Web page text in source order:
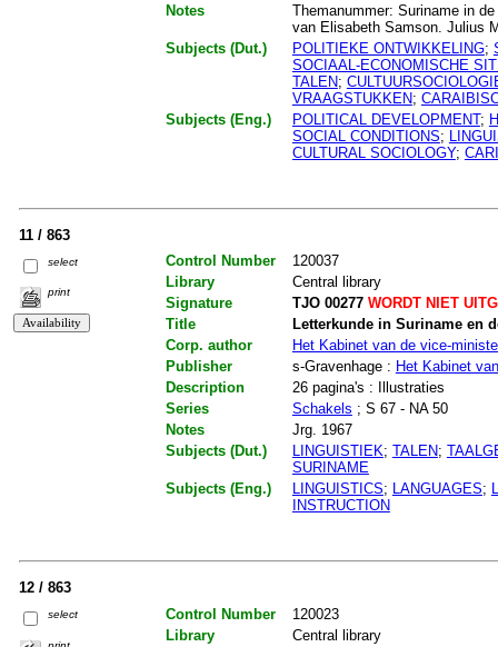
Notes
Themanummer: Suriname in
van Elisabeth Samson. Julius
Subjects (Dut.)
POLITIEKE ONTWIKKELING;
SOCIAAL-ECONOMISCHE
TALEN;
VRAAGSTUKKEN;
Subjects (Eng.)
POLITICAL DEVELOPMENT;
SOCIAL CONDITIONS;
CULTURAL SOCIOLOGY;
11 / 863
select
print
Control Number
120037
Library
Central library
Signature
TJO 00277WORDT NIET
Title
Letterkunde in Suriname en
Corp. author
Het Kabinet van de vice-
Publisher
s-Gravenhage : Het Kabinet
Description
26 pagina's : Illustraties
Series
Schakels ; S 67 - NA 50
Notes
Jrg. 1967
Subjects (Dut.)
LINGUISTIEK; TALEN;
SURINAME
Subjects (Eng.)
LINGUISTICS; LANGUAGES;
INSTRUCTION
12 / 863
select Control Number
120023
Library
Central library